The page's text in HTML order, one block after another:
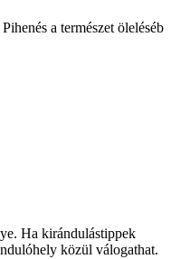
a természet öleléséb
Ha kirándulástippek
közül válogathat.